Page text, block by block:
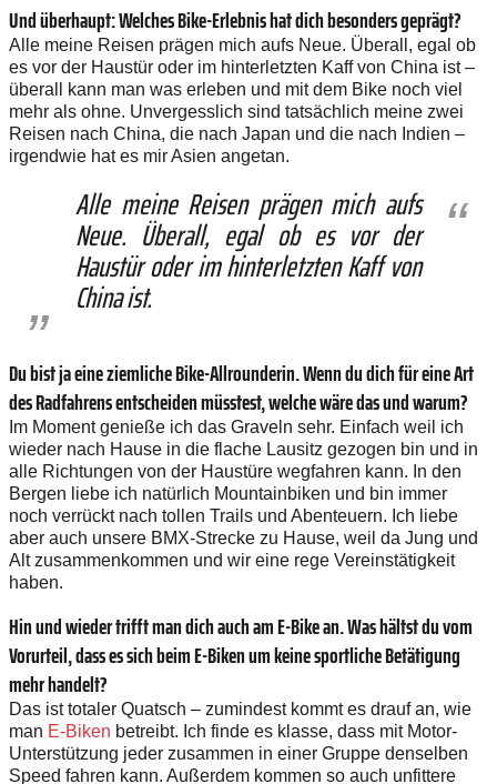
Und überhaupt: Welches Bike-Erlebnis hat dich besonders geprägt?
Alle meine Reisen prägen mich aufs Neue. Überall, egal ob
es vor der Haustür oder im hinterletzten Kaff von China ist –
überall kann man was erleben und mit dem Bike noch viel
mehr als ohne. Unvergesslich sind tatsächlich meine zwei
Reisen nach China, die nach Japan und die nach Indien –
irgendwie hat es mir Asien angetan.
Alle meine Reisen prägen mich aufs
Neue. Überall, egal ob es vor der
Haustür oder im hinterletzten Kaff von
China ist.
Du bist ja eine ziemliche Bike-Allrounderin. Wenn du dich für eine Art
des Radfahrens entscheiden müsstest, welche wäre das und warum?
Im Moment genieße ich das Graveln sehr. Einfach weil ich
wieder nach Hause in die flache Lausitz gezogen bin und in
alle Richtungen von der Haustüre wegfahren kann. In den
Bergen liebe ich natürlich Mountainbiken und bin immer
noch verrückt nach tollen Trails und Abenteuern. Ich liebe
aber auch unsere BMX-Strecke zu Hause, weil da Jung und
Alt zusammenkommen und wir eine rege Vereinstätigkeit
haben.
Hin und wieder trifft man dich auch am E-Bike an. Was hältst du vom
Vorurteil, dass es sich beim E-Biken um keine sportliche Betätigung
mehr handelt?
Das ist totaler Quatsch – zumindest kommt es drauf an, wie
man E-Biken betreibt. Ich finde es klasse, dass mit Motor-
Unterstützung jeder zusammen in einer Gruppe denselben
Speed fahren kann. Außerdem kommen so auch unfittere